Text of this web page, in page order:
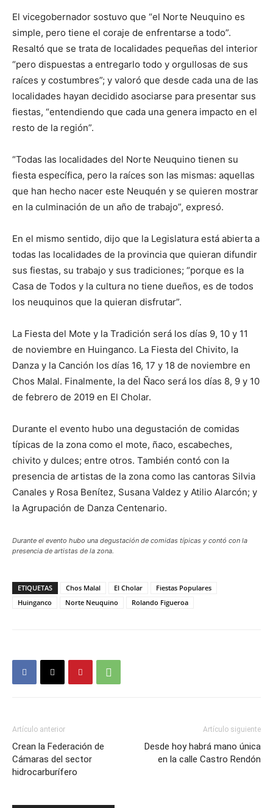
El vicegobernador sostuvo que “el Norte Neuquino es
simple, pero tiene el coraje de enfrentarse a todo”.
Resaltó que se trata de localidades pequeñas del interior
“pero dispuestas a entregarlo todo y orgullosas de sus
raíces y costumbres”; y valoró que desde cada una de las
localidades hayan decidido asociarse para presentar sus
fiestas, “entendiendo que cada una genera impacto en el
resto de la región”.
“Todas las localidades del Norte Neuquino tienen su
fiesta específica, pero la raíces son las mismas: aquellas
que han hecho nacer este Neuquén y se quieren mostrar
en la culminación de un año de trabajo”, expresó.
En el mismo sentido, dijo que la Legislatura está abierta a
todas las localidades de la provincia que quieran difundir
sus fiestas, su trabajo y sus tradiciones; “porque es la
Casa de Todos y la cultura no tiene dueños, es de todos
los neuquinos que la quieran disfrutar”.
La Fiesta del Mote y la Tradición será los días 9, 10 y 11
de noviembre en Huinganco. La Fiesta del Chivito, la
Danza y la Canción los días 16, 17 y 18 de noviembre en
Chos Malal. Finalmente, la del Ñaco será los días 8, 9 y 10
de febrero de 2019 en El Cholar.
Durante el evento hubo una degustación de comidas
típicas de la zona como el mote, ñaco, escabeches,
chivito y dulces; entre otros. También contó con la
presencia de artistas de la zona como las cantoras Silvia
Canales y Rosa Benítez, Susana Valdez y Atilio Alarcón; y
la Agrupación de Danza Centenario.
Durante el evento hubo una degustación de comidas típicas y contó con la
presencia de artistas de la zona.
ETIQUETAS Chos Malal El Cholar
Fiestas Populares
Huinganco
Norte Neuquino Rolando Figueroa
Artículo anterior
Crean la Federación de
Cámaras del sector
hidrocarburífero
Artículo siguiente
Desde hoy habrá mano única
en la calle Castro Rendón